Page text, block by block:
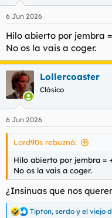
e
:
6 Jun 2026
Hilo abierto por jembra
No os la vais a coger.
Lollercoaster
Clásico
6 Jun 2026
Lord90s rebuznó:
Hilo abierto por jembra =
No os la vais a coger.
¿Insinuas que nos
R
Tipton, serdo y el viejo